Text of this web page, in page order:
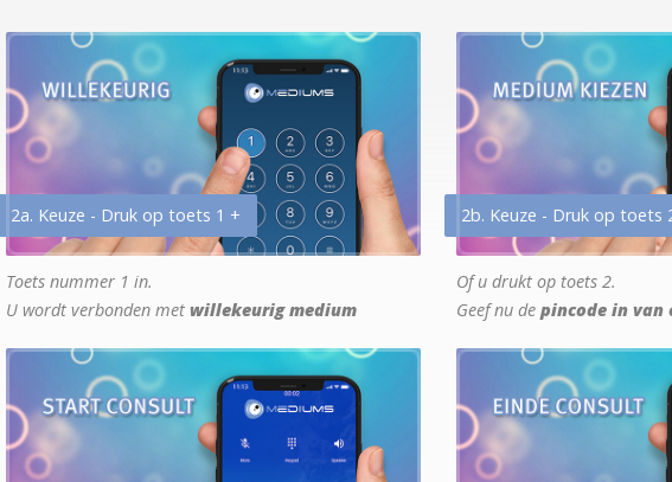
2a. Keuze - Druk op toets 1 +
Toets nummer 1 in.
U wordt verbonden met willekeurig medium
2b. Keuze - Druk op toets
Of u drukt op toets 2.
Geef nu de pincode in van